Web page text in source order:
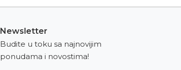
Newsletter
Budite u toku sa najnovijim
ponudama i novostima!